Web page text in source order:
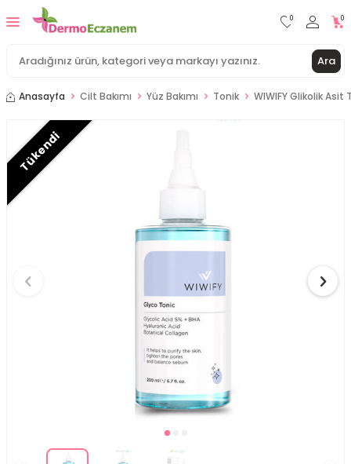
Ara
0 0
Anasayfa Cilt Bakımı Yüz Bakımı Tonik WIWIFY Glikolik Asit
Tükendi